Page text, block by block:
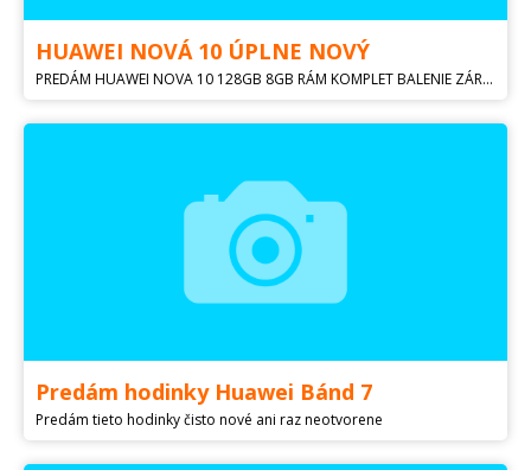
HUAWEI NOVÁ 10 ÚPLNE NOVÝ
PREDÁM HUAWEI NOVA 10 128GB 8GB RÁM KOMPLET BALENIE ZÁRUKA DUAL SIM NEROZBALENY
Predám hodinky Huawei Bánd 7
Predám tieto hodinky čisto nové ani raz neotvorene